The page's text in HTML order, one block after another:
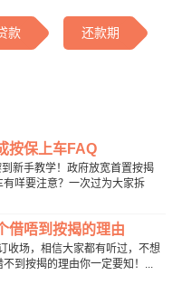
款 还款期
按保上车FAQ
新手教学！政府放宽首置按揭
咩要注意？一次过为大家拆
借唔到按揭的理由
收场，相信大家都有听过，不想
到按揭的理由你一定要知！...